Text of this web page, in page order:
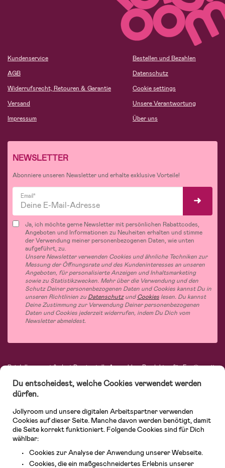
Kundenservice
AGB
Widerrufsrecht, Retouren & Garantie
Versand
Impressum
Bestellen und Bezahlen
Datenschutz
Cookie settings
Unsere Verantwortung
Über uns
NEWSLETTER
Abonniere unseren Newsletter und erhalte exklusive Vorteile!
Email*
Ja, ich möchte gerne Newsletter mit persönlichen Rabattcodes,
Angeboten und Informationen zu Neuheiten erhalten und stimme
der Verwendung meiner personenbezogenen Daten, wie unten
aufgeführt, zu.
Unsere Newsletter verwenden Cookies und ähnliche Techniken zur
Messung der Öffnungsrate und des Kundeninteresses an unseren
Angeboten, für personalisierte Anzeigen und Inhaltsmarketing
sowie zu Statistikzwecken. Mehr über die Verwendung und den
Schutz Deiner personenbezogenen Daten und Cookies kannst Du in
unseren Richtlinien zu DatenschutzundCookies lesen. Du kannst
Deine Zustimmung zur Verwendung Deiner personenbezogenen
Daten und Cookies jederzeit widerrufen, indem Du Dich vom
Newsletter abmeldest.
Bei Jollyroom.at findest Du eine tolle Auswahl an Produkten für Familien mit
einkaufen. Mit freiwilligem 365-Tage-Rückgaberecht und einem sehr
kompetenten Kundenservice kannst Du Dich beim Einkauf bei uns sicher
fühlen. In unserem Sortiment findest Du unter anderem Kinderwagen,
Autositze, Kinder- und Babymode, Produkte für Mütter und eine Menge
fantastischer Einrichtungsgegenstände, Spielsachen, Babyprodukte und
vieles mehr. Wir haben Produkte von bekannten Herstellern wie Britax, Maxi-
Cosi, Hauck, Baby Jogger, Ergobaby, Didriksons, KidKraft, Ergobaby, Philips
Avent, Jack Wolfskin, Cybex, LEGO und vielen mehr. Schau Dich um in
Du entscheidest, welche Cookies verwendet werden
dürfen.
Jollyroom und unsere digitalen Arbeitspartner verwenden
Cookies auf dieser Seite. Manche davon werden benötigt, damit
die Seite korrekt funktioniert. Folgende Cookies sind für Dich
wählbar:
Cookies zur Analyse der Anwendung unserer Webseite.
Cookies, die ein maßgeschneidertes Erlebnis unserer